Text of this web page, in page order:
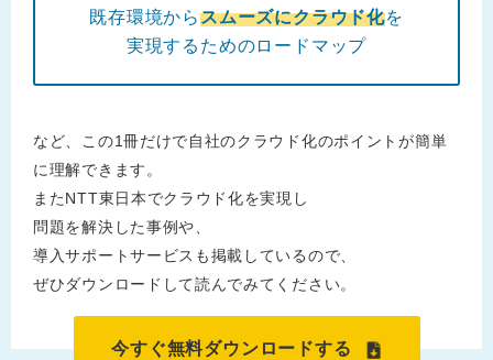
既存環境からスムーズにクラウド化を
実現するためのロードマップ
など、この1冊だけで自社のクラウド化のポイントが簡単
に理解できます。
またNTT東日本でクラウド化を実現し
問題を解決した事例や、
導入サポートサービスも掲載しているので、
ぜひダウンロードして読んでみてください。
今すぐ無料ダウンロードする